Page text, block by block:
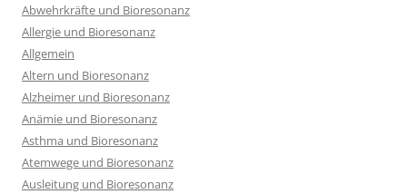
Abwehrkräfte und Bioresonanz
Allergie und Bioresonanz
Allgemein
Altern und Bioresonanz
Alzheimer und Bioresonanz
Anämie und Bioresonanz
Asthma und Bioresonanz
Atemwege und Bioresonanz
Ausleitung und Bioresonanz